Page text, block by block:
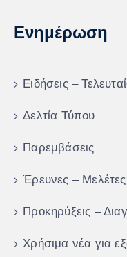
Ενημέρωση
Ειδήσεις –
Δελτία Τύπου
Παρεμβάσεις
Έρευνες – Μελέτες
Προκηρύξεις –
Χρήσιμα νέα για